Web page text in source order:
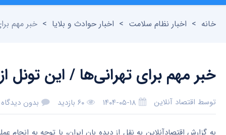
خانه > اخبار نظام سلامت > اخبار حوادث و بلایا > خبر مهم
خبر مهم برای تهرانی‌ها / این
توسط اقتصاد آنلاین ۱۴۰۴-۰۵-۱۸ ۶۰ بازدید بدون دیدگاه
به گزارش اقتصادآنلاین به نقل از دیده بان ایران، با توجه به انجام